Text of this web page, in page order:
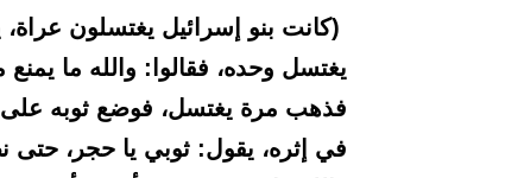
(كانت بنو إسرائيل يغتسلون
يغتسل وحده، فقالوا: والله ما
فذهب مرة يغتسل، فوضع ثوبه
في إثره، يقول: ثوبي يا حجر، حتى